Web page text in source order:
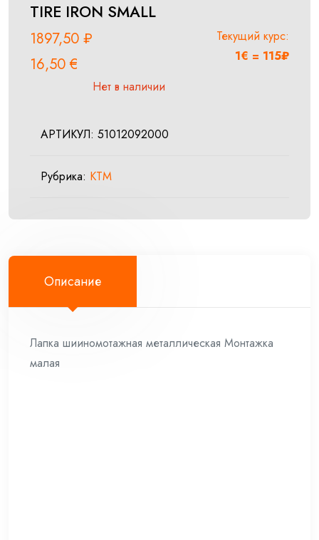
TIRE IRON SMALL
1897,50 ₽
16,50€
Текущий курс:
1€ = 115₽
Нет в наличии
АРТИКУЛ: 51012092000
Рубрика: KTM
Описание
Лапка шииномотажная металлическая Монтажка
малая